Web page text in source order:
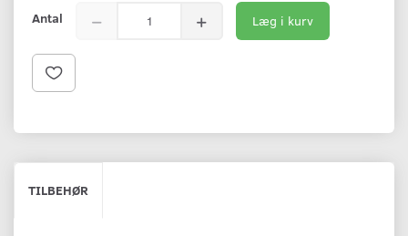
Antal Læg i kurv
TILBEHØR